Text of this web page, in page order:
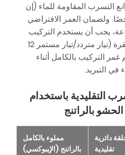
التسرب المقاومة للماء (إن
ولضمان العمر الافتراضي
البالغ 50,000 ساعة، يجب أن يستخدم التركيب
محولات جهد منخفض مستقرة (تيار متردد/تيار مستمر 12
يتم غمر التركيب بالكامل أثناء
في التبريد.
التقليدية باستخدام
بالراتنج
دائرية
تقليدية
مملوء بالكامل
بالراتنج (الإيبوكسي)